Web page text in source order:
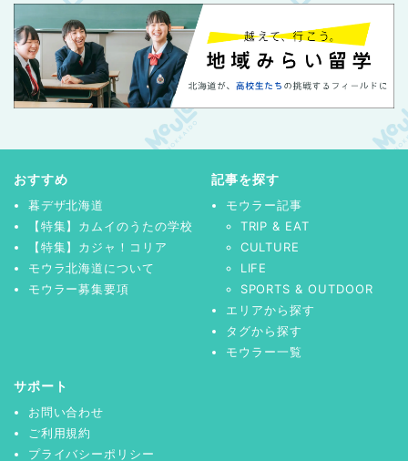
おすすめ
暮デザ北海道
【特集】カムイのうたの学校
【特集】カジャ！コリア
モウラ北海道について
モウラー募集要項
記事を探す
モウラー記事
TRIP & EAT
CULTURE
LIFE
SPORTS & OUTDOOR
エリアから探す
タグから探す
モウラー一覧
サポート
お問い合わせ
ご利用規約
プライバシーポリシー